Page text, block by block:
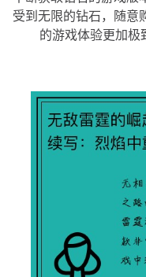
受到无限的钻石，随意
的游戏体验更加极